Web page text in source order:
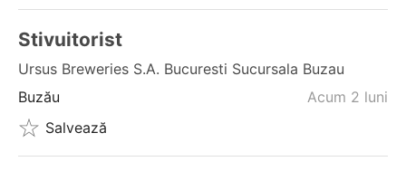
Stivuitorist
Ursus Breweries S.a. Bucuresti Sucursala Buzau
Acum 2 luni
Buzău
Salvează